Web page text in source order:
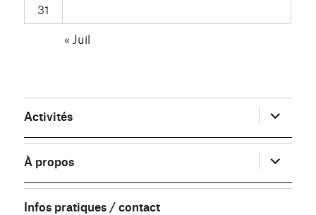
31
« Juil
Activités ouvrir
le
sous-
menu
À propos
ouvrir
le
sous-
menu
Infos pratiques / contact